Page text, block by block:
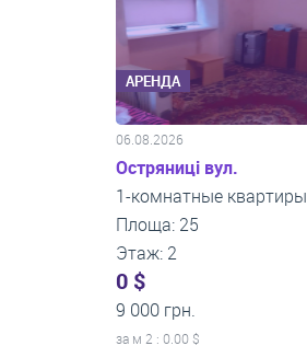
АРЕНДА
06.08.2026
Остряниці вул.
1-комнатные квартиры
Площа: 25
Этаж: 2
0 $
9 000 грн.
за м 2 : 0.00 $